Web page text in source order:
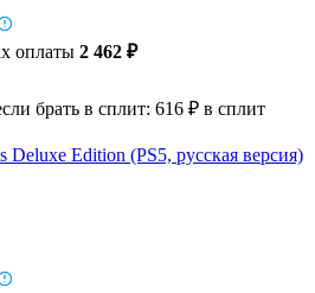
оплаты 2 462 ₽
брать в сплит: 616 ₽ в сплит
Edition (PS5, русская версия)